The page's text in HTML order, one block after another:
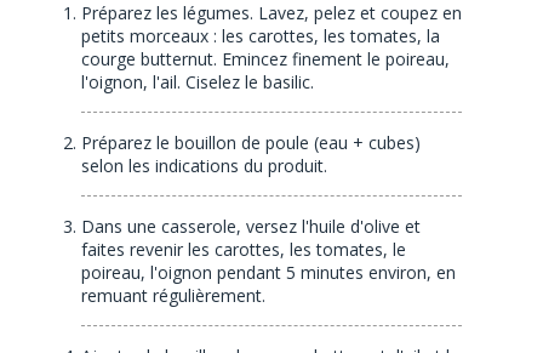
Préparez les légumes. Lavez, pelez et coupez en
petits morceaux : les carottes, les tomates, la
courge butternut. Emincez finement le poireau,
l'oignon, l'ail. Ciselez le basilic.
Préparez le bouillon de poule (eau + cubes)
selon les indications du produit.
Dans une casserole, versez l'huile d'olive et
faites revenir les carottes, les tomates, le
poireau, l'oignon pendant 5 minutes environ, en
remuant régulièrement.